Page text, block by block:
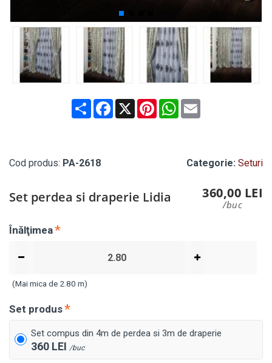
ShareFacebook
X PinterestWhatsApp
Email
Cod produs: PA-2618 Categorie: Seturi
Set perdea si draperie Lidia 360,00 LEI
/buc
Înălţimea
(Mai mica de 2.80 m)
Set produs
Set compus din 4m de perdea si 3m de draperie
360 LEI /buc